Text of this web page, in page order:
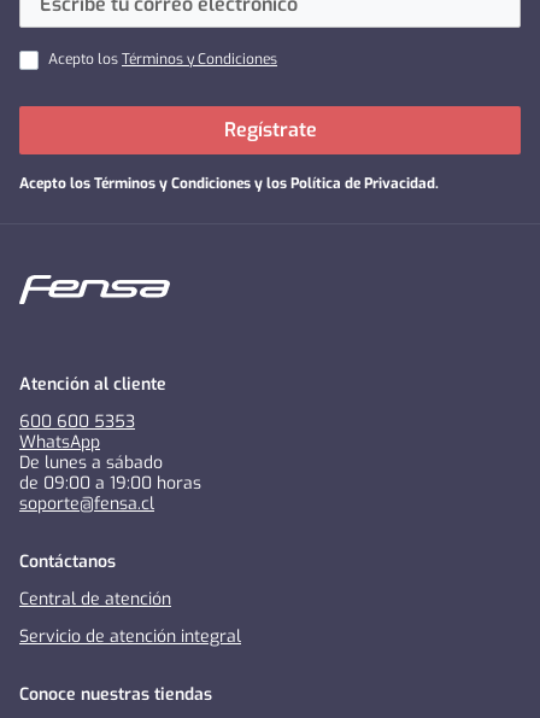
Acepto losTérminos y Condiciones
Acepto losTérminos y Condiciones y los Política de Privacidad.
Regístrate
Atención al cliente
600 600 5353
WhatsApp
De lunes a sábado
de 09:00 a 19:00 horas
soporte@fensa.cl
Contáctanos
Central de atención
Servicio de atención integral
Conoce nuestras tiendas